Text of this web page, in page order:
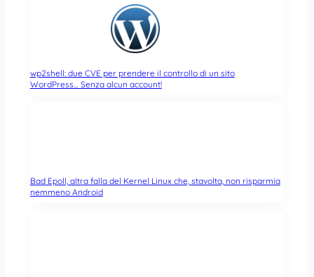
wp2shell: due CVE per prendere il controllo di un sito
WordPress… Senza alcun account!
Bad Epoll, altra falla del Kernel Linux che, stavolta, non risparmia
nemmeno Android